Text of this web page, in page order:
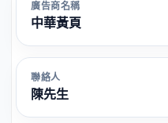
廣告商名稱
中華黃頁
聯絡人
陳先生